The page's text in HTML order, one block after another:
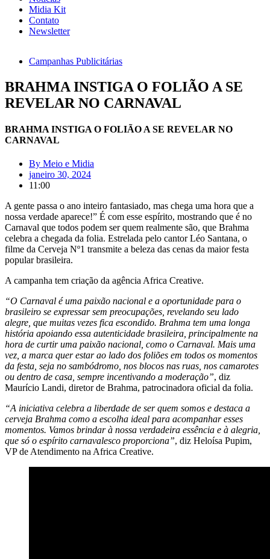
Midia Kit
Contato
Newsletter
Campanhas Publicitárias
BRAHMA INSTIGA O FOLIÃO A SE
REVELAR NO CARNAVAL
BRAHMA INSTIGA O FOLIÃO A SE REVELAR NO
CARNAVAL
By Meio e Midia
janeiro 30, 2024
11:00
A gente passa o ano inteiro fantasiado, mas chega uma hora que a
nossa verdade aparece!” É com esse espírito, mostrando que é no
Carnaval que todos podem ser quem realmente são, que Brahma
celebra a chegada da folia. Estrelada pelo cantor Léo Santana, o
filme da Cerveja Nº1 transmite a beleza das cenas da maior festa
popular brasileira.
A campanha tem criação da agência Africa Creative.
“O Carnaval é uma paixão nacional e a oportunidade para o
brasileiro se expressar sem preocupações, revelando seu lado
alegre, que muitas vezes fica escondido. Brahma tem uma longa
história apoiando essa autenticidade brasileira, principalmente na
hora de curtir uma paixão nacional, como o Carnaval. Mais uma
vez, a marca quer estar ao lado dos foliões em todos os momentos
da festa, seja no sambódromo, nos blocos nas ruas, nos camarotes
ou dentro de casa, sempre incentivando a moderação”, diz
Maurício Landi, diretor de Brahma, patrocinadora oficial da folia.
“A iniciativa celebra a liberdade de ser quem somos e destaca a
cerveja Brahma como a escolha ideal para acompanhar esses
momentos. Vamos brindar à nossa verdadeira essência e à alegria,
que só o espírito carnavalesco proporciona”, diz Heloísa Pupim,
VP de Atendimento na Africa Creative.